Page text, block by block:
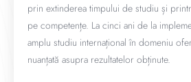
prin extinderea timpului de studiu și
pe competențe. La cinci ani de la
amplu studiu internațional în domeniu
nuanțată asupra rezultatelor obținute.